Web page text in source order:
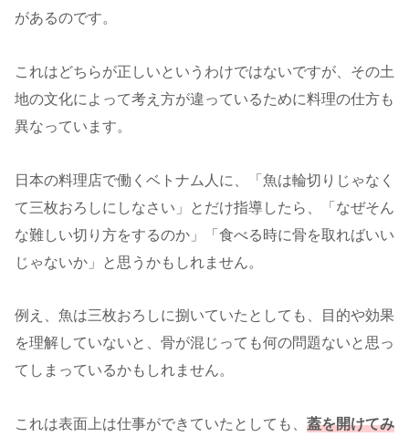
があるのです。
これはどちらが正しいというわけではないですが、その土
地の文化によって考え方が違っているために料理の仕方も
異なっています。
日本の料理店で働くベトナム人に、「魚は輪切りじゃなく
て三枚おろしにしなさい」とだけ指導したら、「なぜそん
な難しい切り方をするのか」「食べる時に骨を取ればいい
じゃないか」と思うかもしれません。
例え、魚は三枚おろしに捌いていたとしても、目的や効果
を理解していないと、骨が混じっても何の問題ないと思っ
てしまっているかもしれません。
これは表面上は仕事ができていたとしても、 蓋を開けてみ